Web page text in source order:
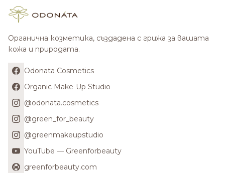
Органична козметика, създадена с грижа за вашата
кожа и природата.
Odonata Cosmetics
Organic Make-Up Studio
@odonata.cosmetics
@green_for_beauty
@greenmakeupstudio
YouTube — Greenforbeauty
greenforbeauty.com